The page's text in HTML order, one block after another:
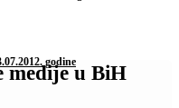
godine
medije u BiH